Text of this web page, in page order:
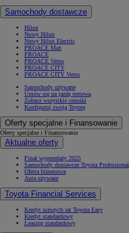
Samochody dostawcze
Hilux
Nowy Hilux
Nowy Hilux Electric
PROACE Max
PROACE
PROACE Verso
PROACE CITY
PROACE CITY Verso
Samochody używane
Umów się na jazdę testową
Zobacz wszystkie cenniki
Konfiguruj swoją Toyotę
Oferty specjalne i Finansowanie
Oferty specjalne i Finansowanie
Aktualne oferty
Finał wyprzedaży 2025
Samochody dostawcze Toyota Professional
Oferta biznesowa
Auta używane
Toyota Financial Services
Kredyt niższych rat Toyota Easy
Kredyt standardowy
Leasing standardowy